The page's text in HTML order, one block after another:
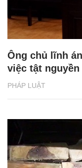
PHÁP LUẬT
Ông chủ lĩnh
việc tật